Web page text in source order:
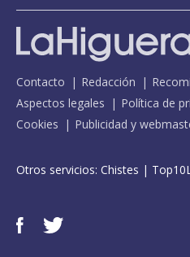
Contacto Redacción
Aspectos legales
Política de
Cookies
Publicidad y
Otros servicios: Chistes |